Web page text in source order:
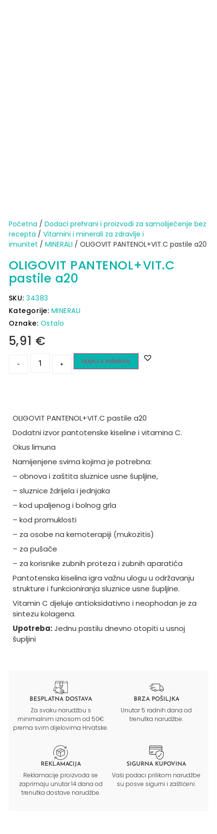
Početna / Dodaci prehrani i proizvodi za samoliječenje bez
recepta / Vitamini i minerali za zdravlje i
imunitet / MINERALI / OLIGOVIT PANTENOL+VIT.C pastile a20
OLIGOVIT PANTENOL+VIT.C
pastile a20
SKU:34383
Kategorije: MINERALI
Oznake: Ostalo
5,91 €
- + DODAJ U KOŠARICU
OLIGOVIT PANTENOL+VIT.C pastile a20
Dodatni izvor pantotenske kiseline i vitamina C.
Okus limuna
Namijenjene svima kojima je potrebna:
– obnova i zaštita sluznice usne šupljine,
– sluznice ždrijela i jednjaka
– kod upaljenog i bolnog grla
– kod promuklosti
– za osobe na kemoterapiji (mukozitis)
– za pušače
– za korisnike zubnih proteza i zubnih aparatića
Pantotenska kiselina igra važnu ulogu u održavanju
strukture i funkcioniranja sluznice usne šupljine.
Vitamin C djeluje antioksidativno i neophodan je za
sintezu kolagena.
Upotreba:Jednu pastilu dnevno otopiti u usnoj
šupljini
BESPLATNA DOSTAVA
Za svaku narudžbu s
minimalnim iznosom od 50€
prema svim dijelovima Hrvatske.
BRZA POŠILJKA
Unutar 5 radnih dana od
trenutka narudžbe.
REKLAMACIJA
Reklamacije proizvoda se
zaprimaju unutar 14 dana od
trenutka dostave narudžbe.
SIGURNA KUPOVINA
Vaši podaci prilikom narudžbe
su posve sigurni i zaštićeni.